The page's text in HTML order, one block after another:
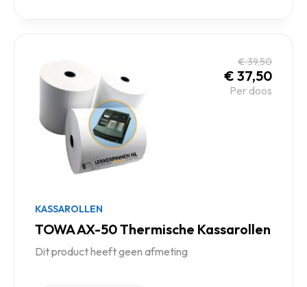
€39,50
€ 37,50
Per doos
KASSAROLLEN
TOWA AX-50 Thermische Kassarollen
Dit product heeft geen afmeting